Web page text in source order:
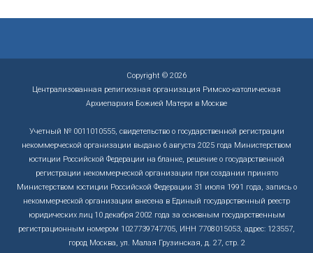
Copyright © 2026
Централизованная религиозная организация Римско-католическая
Архиепархия Божией Матери в Москве
Учетный № 0011010555, свидетельство о государственной регистрации
некоммерческой организации выдано 6 августа 2025 года Министерством
юстиции Российской Федерации на бланке, решение о государственной
регистрации некоммерческой организации при создании принято
Министерством юстиции Российской Федерации 31 июля 1991 года, запись о
некоммерческой организации внесена в Единый государственный реестр
юридических лиц 10 декабря 2002 года за основным государственным
регистрационным номером 1027739747705, ИНН 7708015053, адрес: 123557,
город Москва, ул. Малая Грузинская, д. 27, стр. 2